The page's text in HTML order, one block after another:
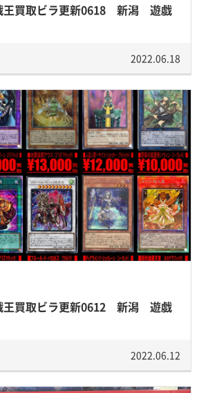
王買取ビラ更新0618 新潟 遊戯
2022.06.18
王買取ビラ更新0612 新潟 遊戯
2022.06.12